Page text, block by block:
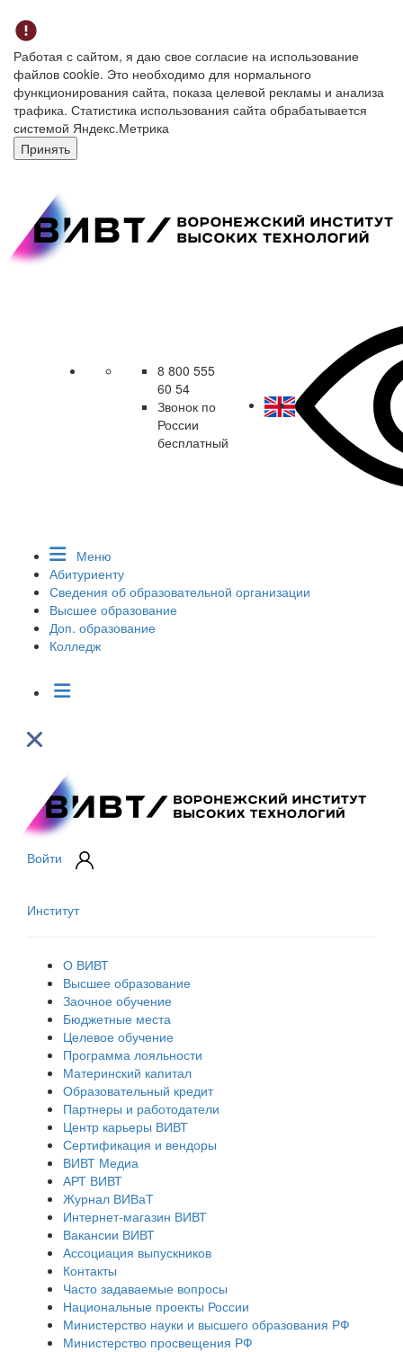
Работая с сайтом, я даю свое согласие на использование
файлов cookie. Это необходимо для нормального
функционирования сайта, показа целевой рекламы и анализа
трафика. Статистика использования сайта обрабатывается
системой Яндекс.Метрика
Принять
8 800 555
60 54
Звонок по
России
бесплатный
Меню
Абитуриенту
Сведения об образовательной организации
Высшее образование
Доп. образование
Колледж
Войти
Институт
О ВИВТ
Высшее образование
Заочное обучение
Бюджетные места
Целевое обучение
Программа лояльности
Материнский капитал
Образовательный кредит
Партнеры и работодатели
Центр карьеры ВИВТ
Сертификация и вендоры
ВИВТ Медиа
АРТ ВИВТ
Журнал ВИВаТ
Интернет-магазин ВИВТ
Вакансии ВИВТ
Ассоциация выпускников
Контакты
Часто задаваемые вопросы
Национальные проекты России
Министерство науки и высшего образования РФ
Министерство просвещения РФ